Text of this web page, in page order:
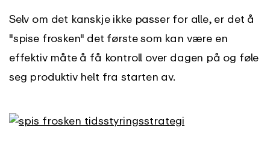
Selv om det kanskje ikke passer for alle, er det å
"spise frosken" det første som kan være en
effektiv måte å få kontroll over dagen på og føle
seg produktiv helt fra starten av.